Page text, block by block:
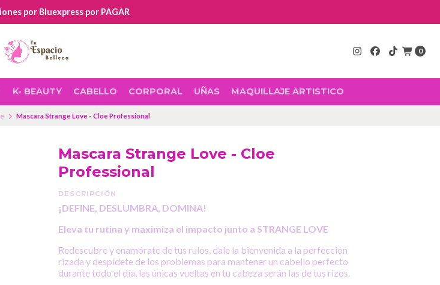
0
K- BEAUTY CABELLO CORPORAL UÑAS MAQUILLAJE ARTISTICO
por Bluexpress por PAGAR
Mascara Strange Love - Cloe Professional
Mascara Strange Love - Cloe
Professional
DESCRIPCIÓN
¡DEFINE, DESLUMBRA, DOMINA!
Eleva tu rutina y maximiza el impacto junto a STRANGE LOVE
Redescubre y enamórate de tus rulos, dale la bienvenida a la perfección
rizada y despídete de los problemas para mantener un cabello perfecto
durante todo el día, las únicas vueltas en tu cabeza serán las de tus rizos.